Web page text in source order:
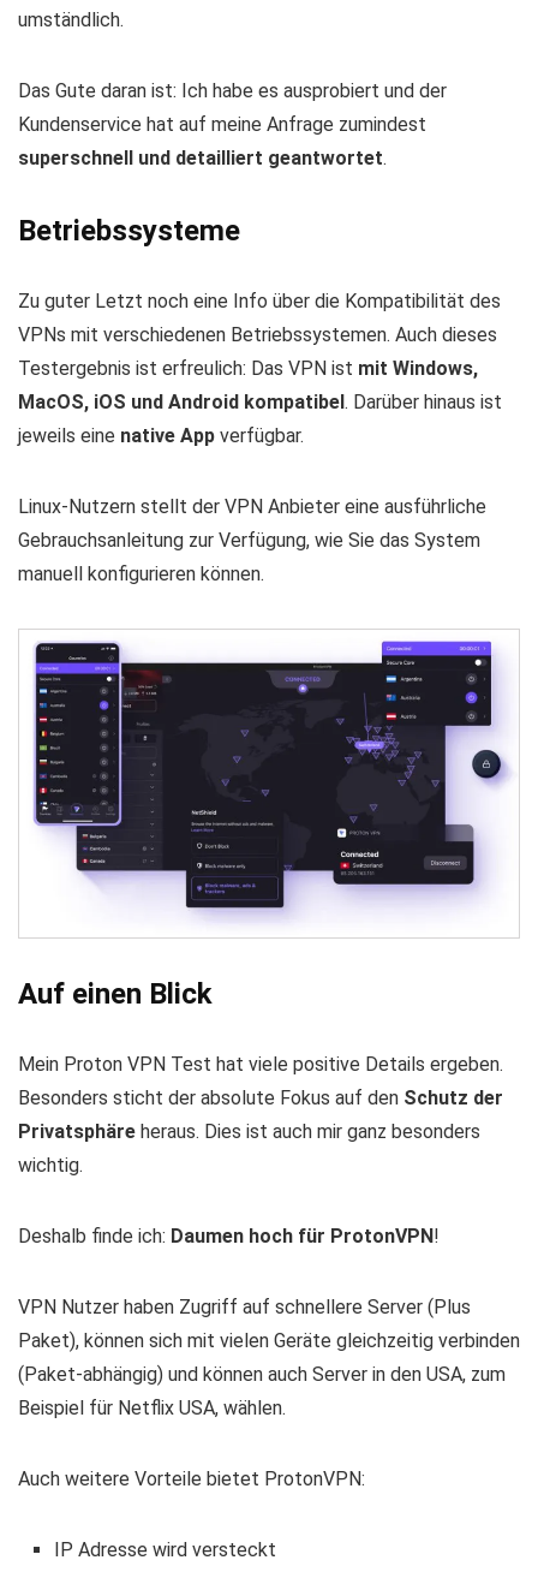
umständlich.
Das Gute daran ist: Ich habe es ausprobiert und der
Kundenservice hat auf meine Anfrage zumindest
superschnell und detailliert geantwortet.
Betriebssysteme
Zu guter Letzt noch eine Info über die Kompatibilität des
VPNs mit verschiedenen Betriebssystemen. Auch dieses
Testergebnis ist erfreulich: Das VPN ist mit Windows,
MacOS, iOS und Android kompatibel . Darüber hinaus ist
jeweils eine native App verfügbar.
Linux-Nutzern stellt der VPN Anbieter eine ausführliche
Gebrauchsanleitung zur Verfügung, wie Sie das System
manuell konfigurieren können.
Auf einen Blick
Mein Proton VPN Test hat viele positive Details ergeben.
Besonders sticht der absolute Fokus auf den Schutz der
Privatsphäre heraus. Dies ist auch mir ganz besonders
wichtig.
Deshalb finde ich: Daumen hoch für ProtonVPN !
VPN Nutzer haben Zugriff auf schnellere Server (Plus
Paket), können sich mit vielen Geräte gleichzeitig verbinden
(Paket-abhängig) und können auch Server in den USA, zum
Beispiel für Netflix USA, wählen.
Auch weitere Vorteile bietet ProtonVPN:
IP Adresse wird versteckt